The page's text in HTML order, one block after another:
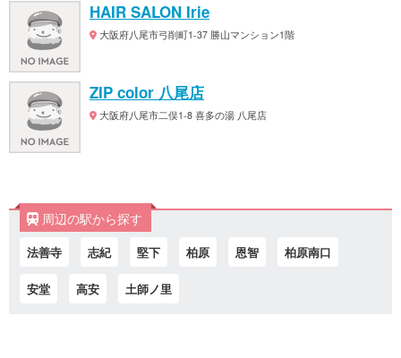
HAIR SALON Irie
大阪府八尾市弓削町1-37 勝山マンション1階
ZIP color 八尾店
大阪府八尾市二俣1-8 喜多の湯 八尾店
周辺の駅から探す
法善寺 志紀 堅下 柏原 恩智 柏原南口
安堂 高安 土師ノ里